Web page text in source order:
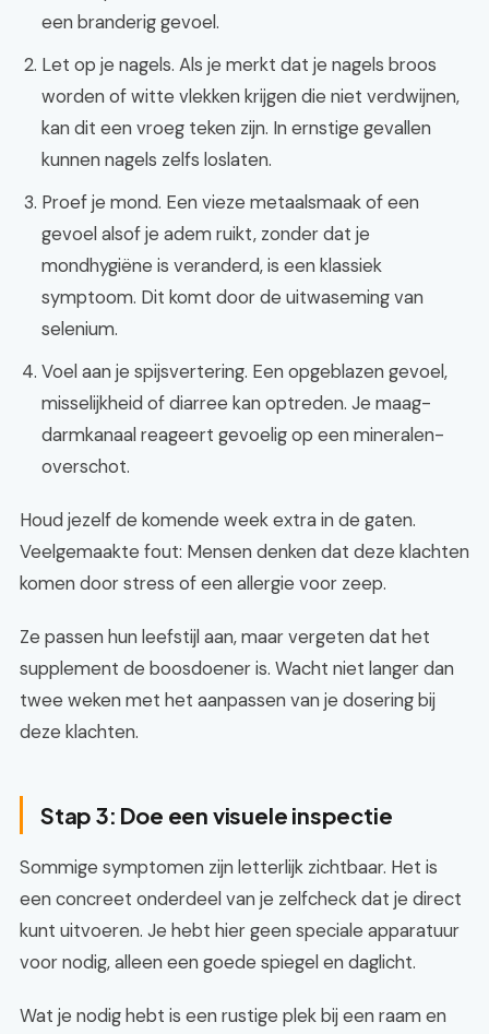
een branderig gevoel.
Let op je nagels. Als je merkt dat je nagels broos
worden of witte vlekken krijgen die niet verdwijnen,
kan dit een vroeg teken zijn. In ernstige gevallen
kunnen nagels zelfs loslaten.
Proef je mond. Een vieze metaalsmaak of een
gevoel alsof je adem ruikt, zonder dat je
mondhygiëne is veranderd, is een klassiek
symptoom. Dit komt door de uitwaseming van
selenium.
Voel aan je spijsvertering. Een opgeblazen gevoel,
misselijkheid of diarree kan optreden. Je maag-
darmkanaal reageert gevoelig op een mineralen-
overschot.
Houd jezelf de komende week extra in de gaten.
Veelgemaakte fout: Mensen denken dat deze klachten
komen door stress of een allergie voor zeep.
Ze passen hun leefstijl aan, maar vergeten dat het
supplement de boosdoener is. Wacht niet langer dan
twee weken met het aanpassen van je dosering bij
deze klachten.
Stap 3: Doe een visuele inspectie
Sommige symptomen zijn letterlijk zichtbaar. Het is
een concreet onderdeel van je zelfcheck dat je direct
kunt uitvoeren. Je hebt hier geen speciale apparatuur
voor nodig, alleen een goede spiegel en daglicht.
Wat je nodig hebt is een rustige plek bij een raam en